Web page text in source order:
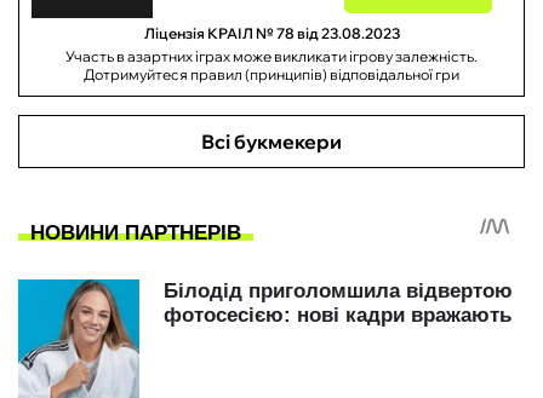
Ліцензія КРАІЛ № 78 від 23.08.2023
Участь в азартних іграх може викликати ігрову залежність.
Дотримуйтеся правил (принципів) відповідальної гри
Всі букмекери